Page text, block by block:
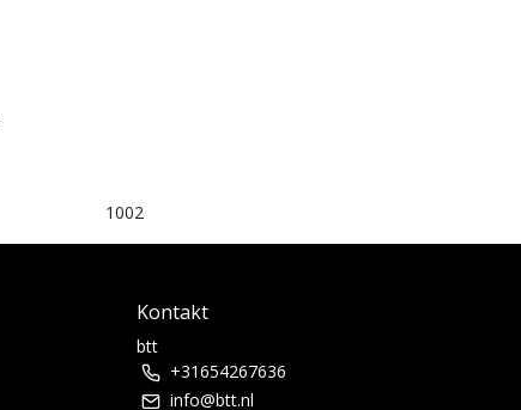
1002
Kontakt
btt
+31654267636
info@btt.nl